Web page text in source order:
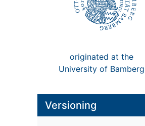
originated at the
University of Bamberg
Versioning